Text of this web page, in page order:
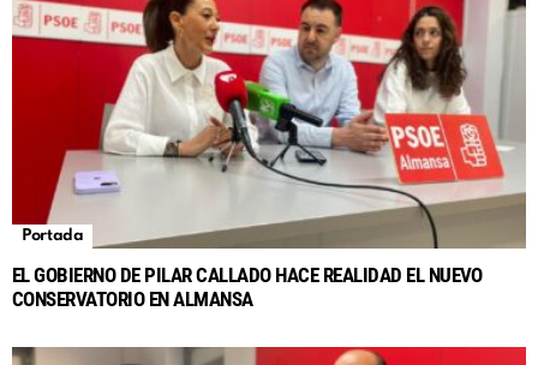
Portada
EL GOBIERNO DE PILAR CALLADO HACE REALIDAD EL NUEVO
CONSERVATORIO EN ALMANSA